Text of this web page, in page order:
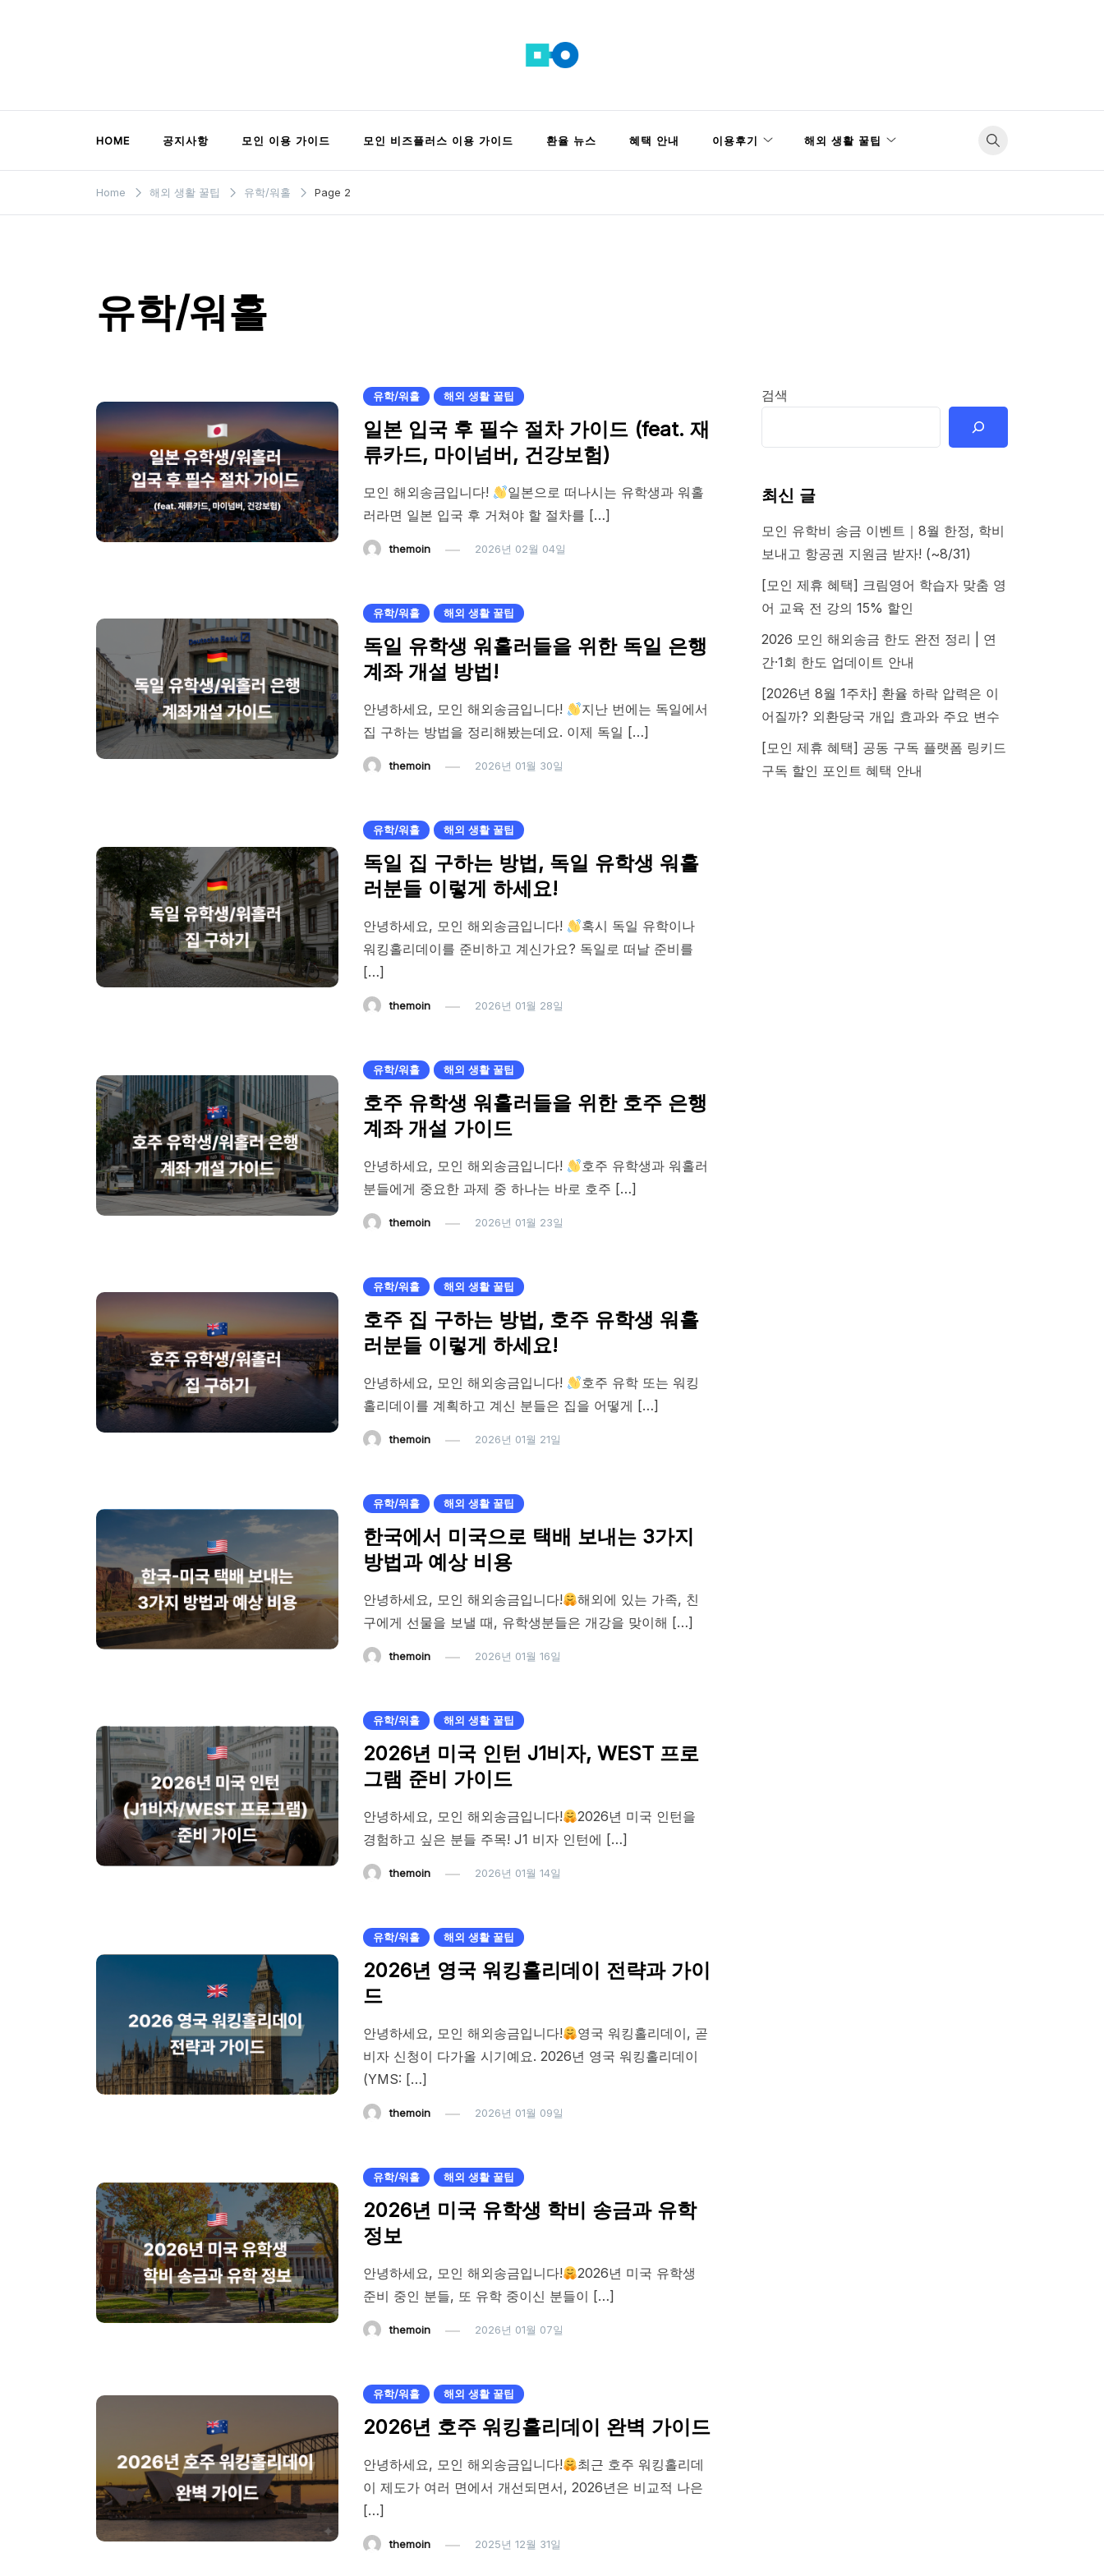
모인 해외송금 블로그
HOME 공지사항 모인 이용 가이드 모인 비즈플러스 이용 가이드 환율 뉴스 혜택 안내 이용후기 해외 생활 꿀팁
Home 해외 생활 꿀팁 유학/워홀 Page 2
유학/워홀
유학/워홀 해외 생활 꿀팁
일본 입국 후 필수 절차 가이드 (feat. 재
류카드, 마이넘버, 건강보험)
모인 해외송금입니다!
일본으로 떠나시는 유학생과 워홀
러라면 일본 입국 후 거쳐야 할 절차를 […]
themoin 2026년 02월 04일
유학/워홀 해외 생활 꿀팁
독일 유학생 워홀러들을 위한 독일 은행
계좌 개설 방법!
안녕하세요, 모인 해외송금입니다!
지난 번에는 독일에서
집 구하는 방법을 정리해봤는데요. 이제 독일 […]
themoin 2026년 01월 30일
유학/워홀 해외 생활 꿀팁
독일 집 구하는 방법, 독일 유학생 워홀
러분들 이렇게 하세요!
안녕하세요, 모인 해외송금입니다!
혹시 독일 유학이나
워킹홀리데이를 준비하고 계신가요? 독일로 떠날 준비를
[…]
themoin 2026년 01월 28일
유학/워홀 해외 생활 꿀팁
호주 유학생 워홀러들을 위한 호주 은행
계좌 개설 가이드
안녕하세요, 모인 해외송금입니다!
호주 유학생과 워홀러
분들에게 중요한 과제 중 하나는 바로 호주 […]
themoin 2026년 01월 23일
유학/워홀 해외 생활 꿀팁
호주 집 구하는 방법, 호주 유학생 워홀
러분들 이렇게 하세요!
안녕하세요, 모인 해외송금입니다!
호주 유학 또는 워킹
홀리데이를 계획하고 계신 분들은 집을 어떻게 […]
themoin 2026년 01월 21일
유학/워홀 해외 생활 꿀팁
한국에서 미국으로 택배 보내는 3가지
방법과 예상 비용
안녕하세요, 모인 해외송금입니다!
해외에 있는 가족, 친
구에게 선물을 보낼 때, 유학생분들은 개강을 맞이해 […]
themoin 2026년 01월 16일
유학/워홀 해외 생활 꿀팁
2026년 미국 인턴 J1비자, WEST 프로
그램 준비 가이드
안녕하세요, 모인 해외송금입니다!
2026년 미국 인턴을
경험하고 싶은 분들 주목! J1 비자 인턴에 […]
themoin 2026년 01월 14일
유학/워홀 해외 생활 꿀팁
2026년 영국 워킹홀리데이 전략과 가이
드
안녕하세요, 모인 해외송금입니다!
영국 워킹홀리데이, 곧
비자 신청이 다가올 시기예요. 2026년 영국 워킹홀리데이
(YMS: […]
themoin 2026년 01월 09일
유학/워홀 해외 생활 꿀팁
2026년 미국 유학생 학비 송금과 유학
정보
안녕하세요, 모인 해외송금입니다!
2026년 미국 유학생
준비 중인 분들, 또 유학 중이신 분들이 […]
themoin 2026년 01월 07일
유학/워홀 해외 생활 꿀팁
2026년 호주 워킹홀리데이 완벽 가이드
안녕하세요, 모인 해외송금입니다!
최근 호주 워킹홀리데
이 제도가 여러 면에서 개선되면서, 2026년은 비교적 나은
[…]
themoin 2025년 12월 31일
검색
최신 글
모인 유학비 송금 이벤트｜8월 한정, 학비
보내고 항공권 지원금 받자! (~8/31)
[모인 제휴 혜택] 크림영어 학습자 맞춤 영
어 교육 전 강의 15% 할인
2026 모인 해외송금 한도 완전 정리 | 연
간·1회 한도 업데이트 안내
[2026년 8월 1주차] 환율 하락 압력은 이
어질까? 외환당국 개입 효과와 주요 변수
[모인 제휴 혜택] 공동 구독 플랫폼 링키드
구독 할인 포인트 혜택 안내